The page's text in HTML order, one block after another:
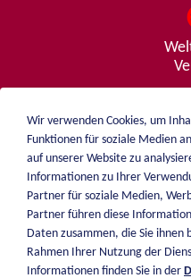
weiblen.
+49 (0)7551 1607
Wir verwenden Cookies, um
Funktionen für soziale Medien
auf unserer Website zu
Informationen zu Ihrer
Partner für soziale Medien,
Partner führen diese
Daten zusammen, die Sie
Rahmen Ihrer Nutzung der
Informationen finden Sie in der